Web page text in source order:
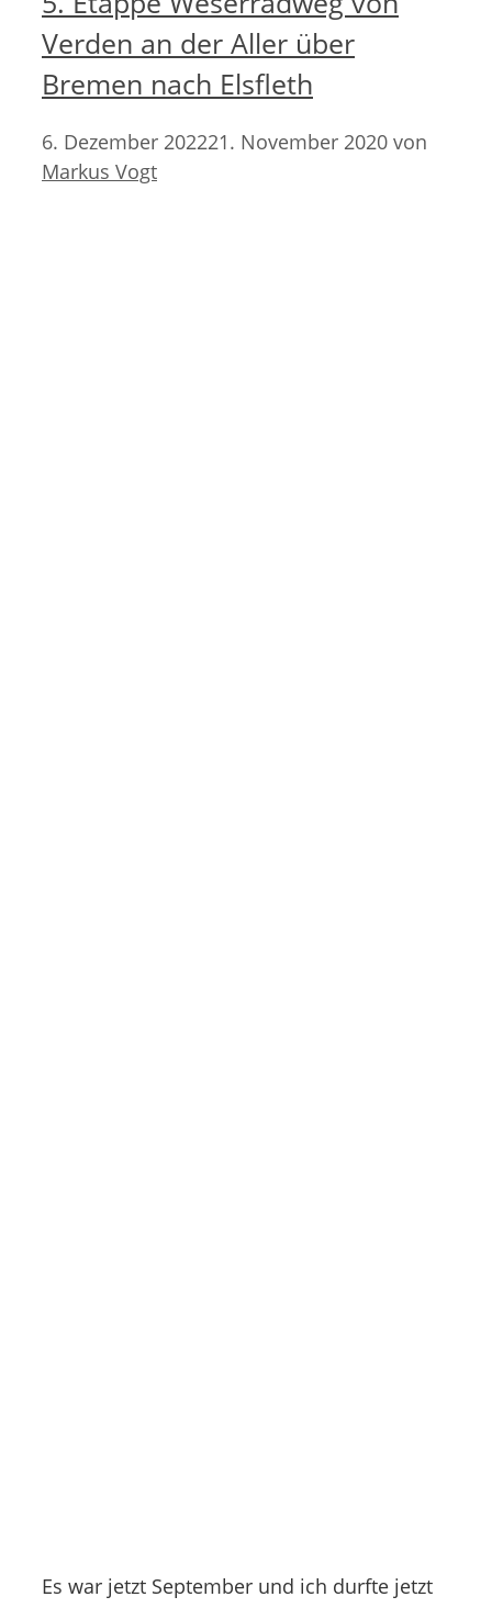
Verden an der Aller über
Bremen nach Elsfleth
6. Dezember 202221. November 2020 von
Markus Vogt
Es war jetzt September und ich durfte jetzt